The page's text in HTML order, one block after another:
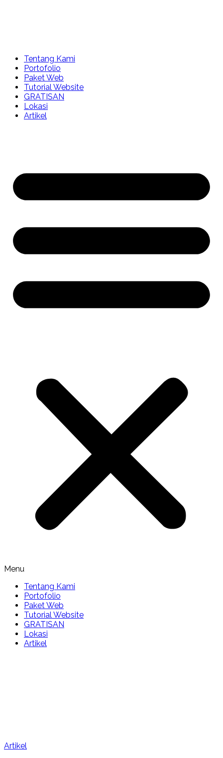
Tentang Kami
Portofolio
Paket Web
Tutorial Website
GRATISAN
Lokasi
Artikel
Menu
Tentang Kami
Portofolio
Paket Web
Tutorial Website
GRATISAN
Lokasi
Artikel
Artikel